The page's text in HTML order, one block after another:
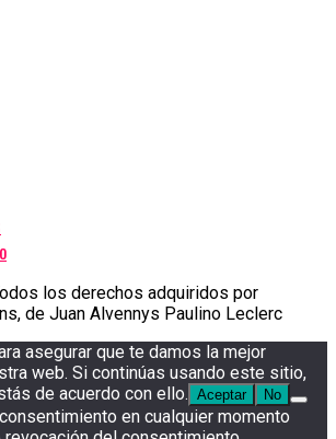
los derechos adquiridos por
de Juan Alvennys Paulino Leclerc
asegurar que te damos la mejor
web. Si continúas usando este sitio,
de acuerdo con ello. Aceptar No
en cualquier momento